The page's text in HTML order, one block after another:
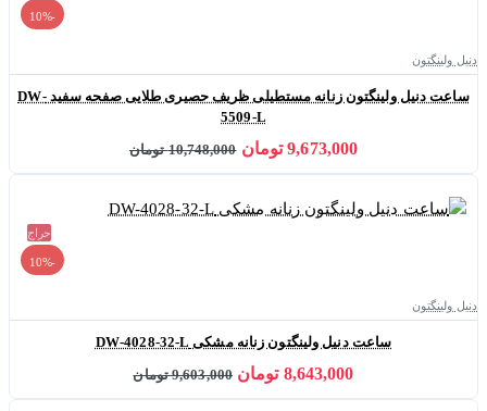
-10%
دنیل ولینگتون
ساعت دنیل ولینگتون زنانه مستطیلی ظریف حصیری طلایی صفحه سفید DW-
5509-L
9,673,000 تومان 10,748,000 تومان
حراج
-10%
دنیل ولینگتون
ساعت دنیل ولینگتون زنانه مشکی DW-4028-32-L
8,643,000 تومان 9,603,000 تومان